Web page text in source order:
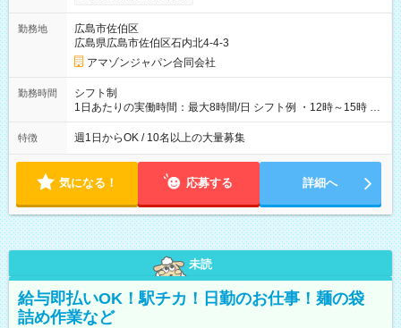
制度あり ※前払い額の上限あり、手数料無料（Amazon負担）
勤務地
広島市佐伯区
広島県広島市佐伯区石内北4-4-3
アマゾンジャパン合同会社
勤務時間
シフト制
1日あたりの実働時間：最大8時間/日 シフト例 ・12時～15時 入
社後、就業可能シフトをご確認の上、申請してください。
特徴 週1日からOK / 10名以上の大量募集
気になる！ 応募する 詳細へ
未読
給与即払いOK！駅チカ！日勤のお仕事！麺の袋
詰め作業など